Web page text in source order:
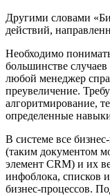
Другими словами
действий,
Необходимо
большинстве
любой менеджер
преувеличение.
алгоритмирование,
определенные
В системе все
(таким документом
элемент CRM) и их
инфоблока, списков
бизнес-процессов.